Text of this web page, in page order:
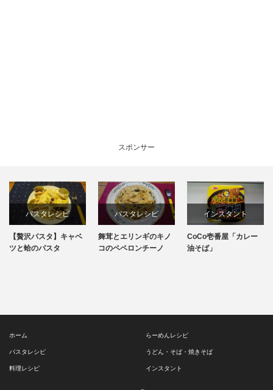
スポンサー
パスタレシピ
料理レシピ
【贅沢パスタ】キャベ
ツと蛤のパスタ
パスタレシピ
簡単レシピ
舞茸とエリンギのキノ
コのペペロンチーノ
インスタント
カップ焼きそば
CoCo壱番屋「カレー
油そば」
ホーム らーめんレシピ
パスタレシピ うどん・そば・焼きそば
料理レシピ インスタント